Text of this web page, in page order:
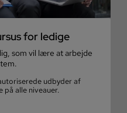
for ledige
som vil lære at arbejde
udbyder af
alle niveauer.